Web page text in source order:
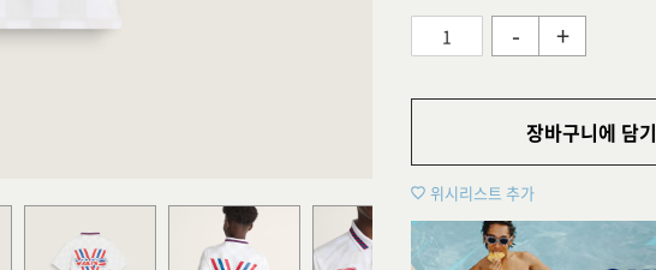
- +
장바구니에 담기
위시리스트 추가